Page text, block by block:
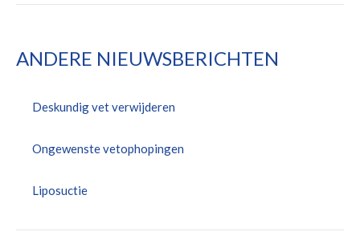
ANDERE NIEUWSBERICHTEN
Deskundig vet verwijderen
Ongewenste vetophopingen
Liposuctie